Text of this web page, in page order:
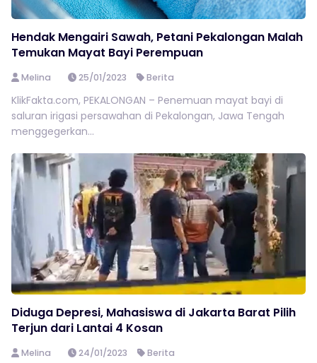
Hendak Mengairi Sawah, Petani Pekalongan Malah
Temukan Mayat Bayi Perempuan
Melina 25/01/2023 Berita
KlikFakta.com, PEKALONGAN – Penemuan mayat bayi di
saluran irigasi persawahan di Pekalongan, Jawa Tengah
menggegerkan...
Diduga Depresi, Mahasiswa di Jakarta Barat Pilih
Terjun dari Lantai 4 Kosan
Melina 24/01/2023 Berita